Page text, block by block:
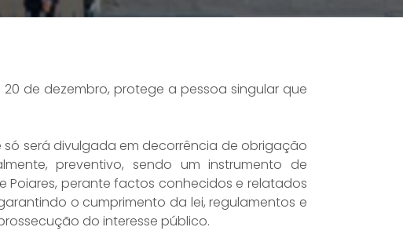
20 de dezembro, protege a pessoa singular que
será divulgada em decorrência de obrigação
preventivo, sendo um instrumento de
perante factos conhecidos e relatados
o cumprimento da lei, regulamentos e
do interesse público.